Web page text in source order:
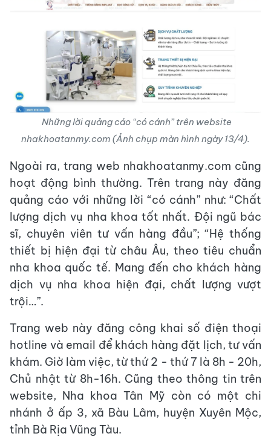
Những lời quảng cáo “có cánh” trên website
nhakhoatanmy.com (Ảnh chụp màn hình ngày 13/4).
Ngoài ra, trang web nhakhoatanmy.com cũng
hoạt động bình thường. Trên trang này đăng
quảng cáo với những lời “có cánh” như: “Chất
lượng dịch vụ nha khoa tốt nhất. Đội ngũ bác
sĩ, chuyên viên tư vấn hàng đầu”; “Hệ thống
thiết bị hiện đại từ châu Âu, theo tiêu chuẩn
nha khoa quốc tế. Mang đến cho khách hàng
dịch vụ nha khoa hiện đại, chất lượng vượt
trội…”.
Trang web này đăng công khai số điện thoại
hotline và email để khách hàng đặt lịch, tư vấn
khám. Giờ làm việc, từ thứ 2 - thứ 7 là 8h - 20h,
Chủ nhật từ 8h-16h. Cũng theo thông tin trên
website, Nha khoa Tân Mỹ còn có một chi
nhánh ở ấp 3, xã Bàu Lâm, huyện Xuyên Mộc,
tỉnh Bà Rịa Vũng Tàu.